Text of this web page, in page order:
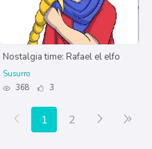
Nostalgia time: Rafael el elfo
Susurro
368
3
Primera página
Anterior
1 2 Siguiente